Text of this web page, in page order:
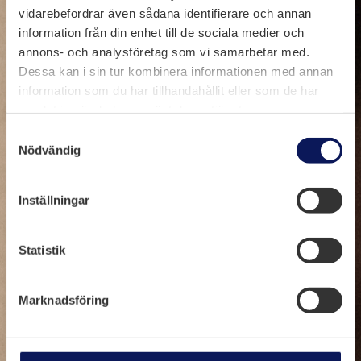
vidarebefordrar även sådana identifierare och annan
information från din enhet till de sociala medier och
annons- och analysföretag som vi samarbetar med.
Dessa kan i sin tur kombinera informationen med annan
information som du har tillhandahållit eller som de har
Nödvändig
Inställningar
Statistik
Marknadsföring
Arbet
et
sker i
transf
orma
öer,
teknis